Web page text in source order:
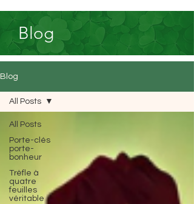
Blog
Blog
All Posts
Porte-clés
porte-
bonheur
Trèfle à
quatre
feuilles
véritable
All Posts